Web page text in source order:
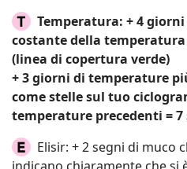
Temperatura: + 4
costante della
(linea di copertura verde)
+ 3 giorni di temperature
come stelle sul tuo
temperature precedenti = 7
Elisir: + 2 segni di muco